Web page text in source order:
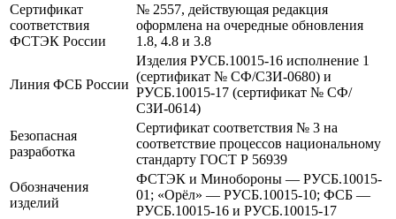
Сертификат
соответствия
ФСТЭК России
№ 2557, действующая редакция
оформлена на очередные обновления
1.8, 4.8 и 3.8
Линия ФСБ России
Изделия РУСБ.10015-16 исполнение 1
(сертификат № СФ/СЗИ-0680) и
РУСБ.10015-17 (сертификат № СФ/
СЗИ-0614)
Безопасная
разработка
Сертификат соответствия № 3 на
соответствие процессов национальному
стандарту ГОСТ Р 56939
Обозначения
изделий
ФСТЭК и Минобороны — РУСБ.10015-
01; «Орёл» — РУСБ.10015-10; ФСБ —
РУСБ.10015-16 и РУСБ.10015-17